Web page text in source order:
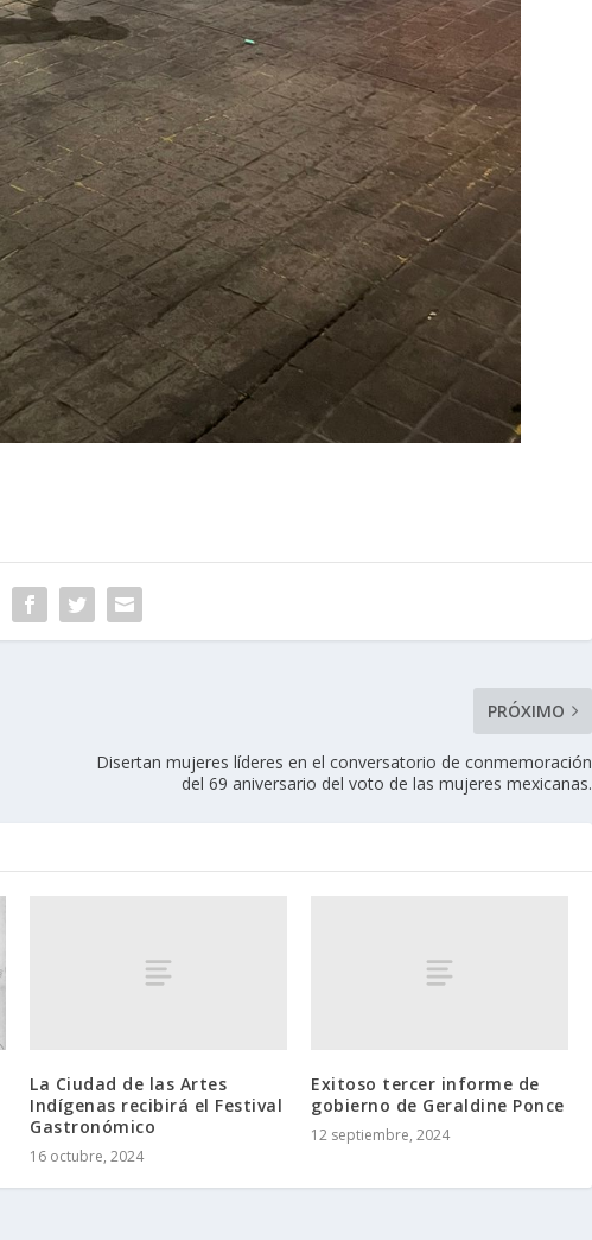
PRÓXIMO
Disertan mujeres líderes en el conversatorio de conmemoración
del 69 aniversario del voto de las mujeres mexicanas.
La Ciudad de las Artes
Indígenas recibirá el Festival
Gastronómico
16 octubre, 2024
Exitoso tercer informe de
gobierno de Geraldine Ponce
12 septiembre, 2024